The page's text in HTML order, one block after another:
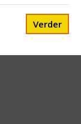
Verder